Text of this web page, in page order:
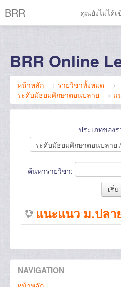
BRR คุณยังไม่ได้เ
BRR Online
หน้าหลัก → รายวิชาทั้งหมด →
ระดับมัธยมศึกษาตอนปลาย → แ
ประเภทของ
ค้นหารายวิชา:
แนะแนว ม.ปลา
NAVIGATION